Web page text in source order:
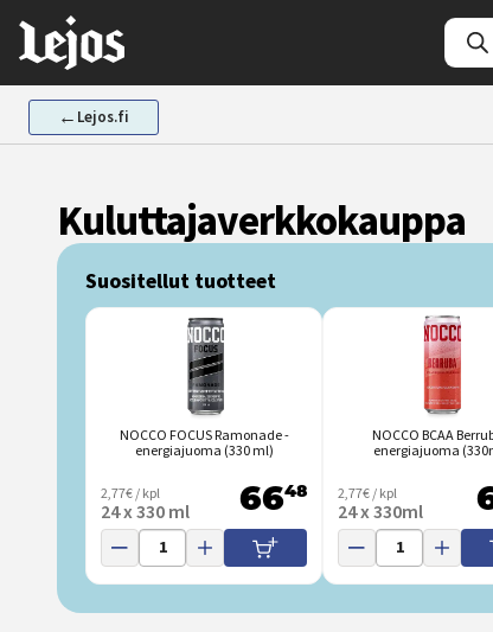
sisältöön
← Lejos.fi
Kuluttajaverkkokauppa
Suositellut tuotteet
NOCCO FOCUS Ramonade -
energiajuoma (330 ml)
2,77€ / kpl
24 x 330 ml 6648
NOCCO BCAA
energiajuoma
2,77€ / kpl
24 x 330ml